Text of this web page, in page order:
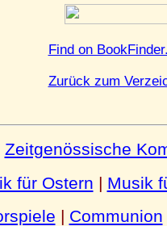
Find on
Zurück zum
Zeitgenössische
für Ostern | Musik
| Communion